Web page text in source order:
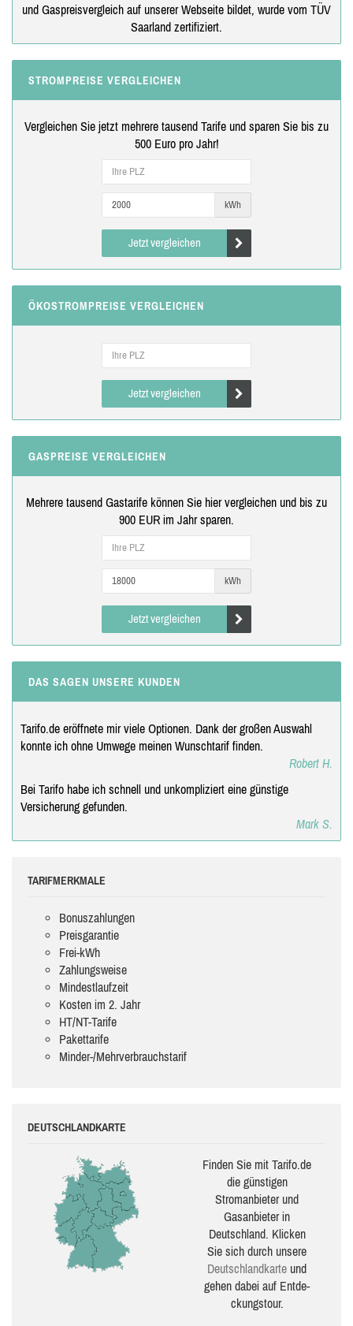
und Gaspreisvergleich auf unserer Webseite bildet, wurde vom TÜV
Saarland zertifiziert.
STROMPREISE VERGLEICHEN
Vergleichen Sie jetzt mehrere tausend Tarife und sparen Sie bis zu
500 Euro pro Jahr!
kWh
Jetzt vergleichen
ÖKOSTROMPREISE VERGLEICHEN
Jetzt vergleichen
GASPREISE VERGLEICHEN
Mehrere tausend Gastarife können Sie hier vergleichen und bis zu
900 EUR im Jahr sparen.
kWh
Jetzt vergleichen
DAS SAGEN UNSERE KUNDEN
Tarifo.de eröffnete mir viele Optionen. Dank der großen Auswahl
konnte ich ohne Umwege meinen Wunschtarif finden.
Robert H.
Bei Tarifo habe ich schnell und unkompliziert eine günstige
Versicherung gefunden.
Mark S.
TARIFMERKMALE
Bonuszahlungen
Preisgarantie
Frei-kWh
Zahlungsweise
Mindestlaufzeit
Kosten im 2. Jahr
HT/NT-Tarife
Pakettarife
Minder-/Mehrverbrauchstarif
DEUTSCHLANDKARTE
Finden Sie mit Tarifo.de
die güns­ti­gen
Stromanbieter und
Gasanbieter in
Deutschland. Klicken
Sie sich durch unsere
Deutsch­land­karte und
gehen dabei auf Ent­de­
ckungs­tour.